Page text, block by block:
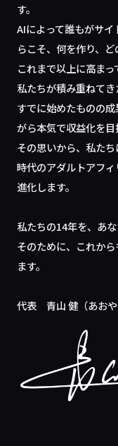
す。
AIによって誰もがサ
らこそ、何を作り、ど
これまで以上に高まっ
私たちが積み重ねてき
すでに始めたものの
がら本気で収益化を目
その思いから、私た
時代のアダルトアフ
進化します。
私たちの14年を、あ
そのために、これか
ます。
代表 青山 健（あおや